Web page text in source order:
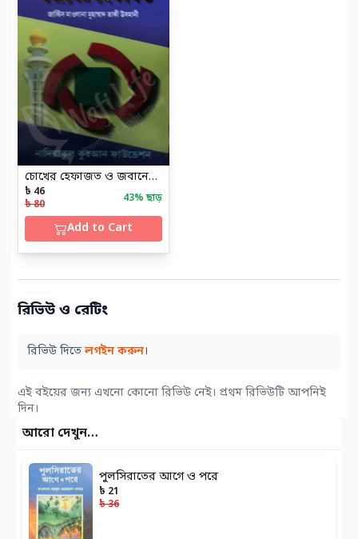
চোখের হেফাজত ও জবানের হেফাজত
৳ 46
৳ 80
43% ছাড়
Add to Cart
রিভিউ ও রেটিং
রিভিউ দিতে লগইন করুন।
এই বইয়ের জন্য এখনো কোনো রিভিউ নেই। প্রথম রিভিউটি আপনিই
দিন।
আরো দেখুন…
পুলসিরাতের আগে ও পরে
৳ 21
৳ 36